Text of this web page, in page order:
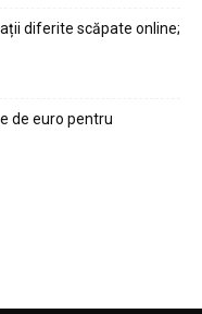
diferite scăpate online;
de euro pentru